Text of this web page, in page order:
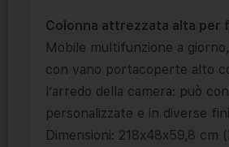
Colonna attrezzata alta per
Mobile multifunzione a
con vano portacoperte alto
l’arredo della camera: può
personalizzate e in diverse
Dimensioni: 218x48x59,8 cm